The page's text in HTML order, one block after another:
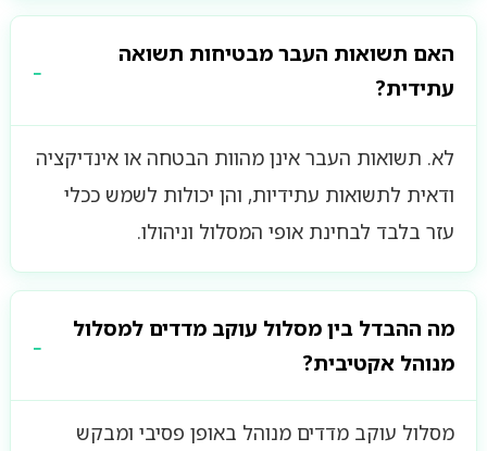
האם תשואות העבר מבטיחות תשואה
עתידית?
לא. תשואות העבר אינן מהוות הבטחה או אינדיקציה
ודאית לתשואות עתידיות, והן יכולות לשמש ככלי
עזר בלבד לבחינת אופי המסלול וניהולו.
מה ההבדל בין מסלול עוקב מדדים למסלול
מנוהל אקטיבית?
מסלול עוקב מדדים מנוהל באופן פסיבי ומבקש